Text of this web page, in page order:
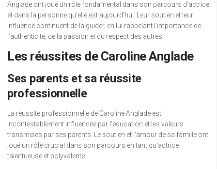
Anglade ont joué un rôle fondamental dans son parcours d’actrice
et dans la personne qu’elle est aujourd’hui. Leur soutien et leur
influence continuent de la guider, en lui rappelant l’importance de
l’authenticité, de la passion et du respect des autres.
Les réussites de Caroline Anglade
Ses parents et sa réussite
professionnelle
La réussite professionnelle de Caroline Anglade est
incontestablement influencée par l’éducation et les valeurs
transmises par ses parents. Le soutien et l’amour de sa famille ont
joué un rôle crucial dans son parcours en tant qu’actrice
talentueuse et polyvalente.